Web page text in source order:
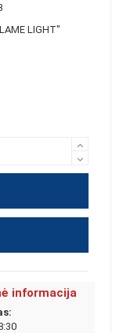
LIGHT"
informacija